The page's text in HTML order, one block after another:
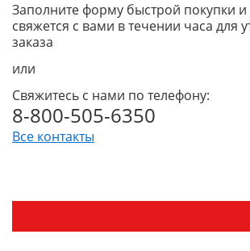
Заполните форму быстрой покупки
свяжется с вами в течении часа для
заказа
или
Свяжитесь с нами по телефону:
8-800-505-6350
Все контакты